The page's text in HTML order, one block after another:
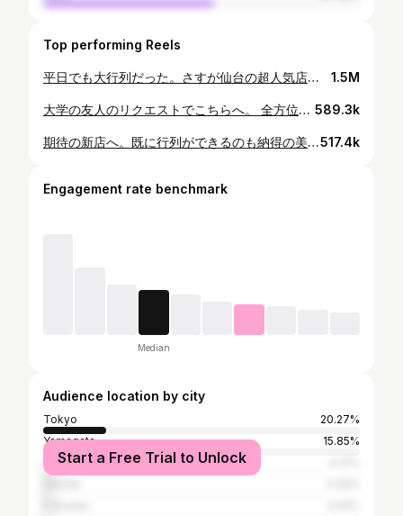
Top performing Reels
平日でも大行列だった。さすが仙台の超人気店。 #ラーメン #ラーメン好きな人と繋がりたい #ラーメンインスタグラマー #麺 #麺スタグラム #麺活 #麺スタグラマー #食べ歩き #ラーメン大好き #ラーメン部 #ラーメンパトロール #中華そば #食べスタグラム #麺テロ #飯テロ #グルメ好きな人と繋がりたい #美味しいもの好きな人と繋がりたい #라면 #仙台 #仙台ラーメン #仙台グルメ #instafood #ramen #noodles #gourmet #deliciousfood #麺屋くまがい #人気店 #つけ麺 #鶏白湯 1.5M
大学の友人のリクエストでこちらへ。 全方位的に隙なし。まさに完璧な味噌ラーメン。 @ramen.megumi #ラーメン #ラーメン好きな人と繋がりたい #ラーメンインスタグラマー #麺 #麺スタグラム #麺活 #麺スタグラマー #食べ歩き #ラーメン大好き #ラーメン部 #ラーメンパトロール #中華そば #食べスタグラム #麺テロ #飯テロ #グルメ好きな人と繋がりたい #美味しいもの好きな人と繋がりたい #라면 #山形 #山形ラーメン #山形グルメ #instafood #ramen #noodles #gourmet #deliciousfood #め組 #味噌ラーメン #行列 #人気店 589.3k
期待の新店へ。既に行列ができるのも納得の美味さ。 @mochi_daya #ラーメン #ラーメン好きな人と繋がりたい #ラーメンインスタグラマー #麺 #麺スタグラム #麺活 #麺スタグラマー #食べ歩き #ラーメン大好き #ラーメン部 #ラーメンパトロール #中華そば #食べスタグラム #麺テロ #飯テロ #グルメ好きな人と繋がりたい #美味しいもの好きな人と繋がりたい #라면 #仙台 #仙台ラーメン #仙台グルメ #instafood #ramen #noodles #gourmet #deliciousfood #もちだや #宮城 #つけ麺 #水原製麺517.4k
Engagement rate benchmark
Median
Audience location by city
Tokyo
20.27%
Yamagata
15.85%
Ōsaka
Start a Free Trial to Unlock